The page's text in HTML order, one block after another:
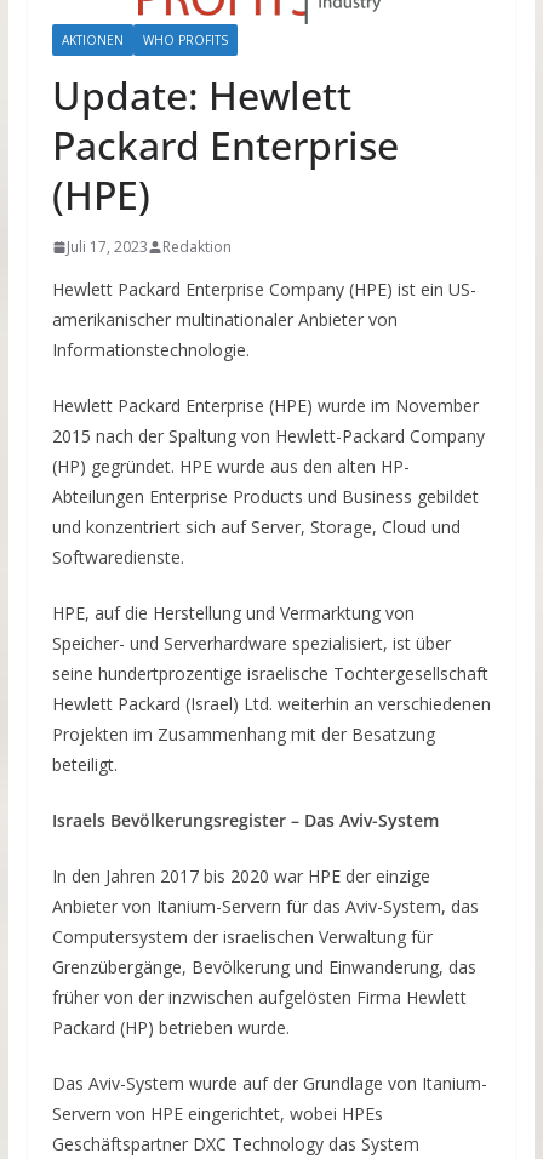
AKTIONEN WHO PROFITS
Update: Hewlett
Packard Enterprise
(HPE)
Juli 17, 2023 Redaktion
Hewlett Packard Enterprise Company (HPE) ist ein US-
amerikanischer multinationaler Anbieter von
Informationstechnologie.
Hewlett Packard Enterprise (HPE) wurde im November
2015 nach der Spaltung von Hewlett-Packard Company
(HP) gegründet. HPE wurde aus den alten HP-
Abteilungen Enterprise Products und Business gebildet
und konzentriert sich auf Server, Storage, Cloud und
Softwaredienste.
HPE, auf die Herstellung und Vermarktung von
Speicher- und Serverhardware spezialisiert, ist über
seine hundertprozentige israelische Tochtergesellschaft
Hewlett Packard (Israel) Ltd. weiterhin an verschiedenen
Projekten im Zusammenhang mit der Besatzung
beteiligt.
Israels Bevölkerungsregister – Das Aviv-System
In den Jahren 2017 bis 2020 war HPE der einzige
Anbieter von Itanium-Servern für das Aviv-System, das
Computersystem der israelischen Verwaltung für
Grenzübergänge, Bevölkerung und Einwanderung, das
früher von der inzwischen aufgelösten Firma Hewlett
Packard (HP) betrieben wurde.
Das Aviv-System wurde auf der Grundlage von Itanium-
Servern von HPE eingerichtet, wobei HPEs
Geschäftspartner DXC Technology das System